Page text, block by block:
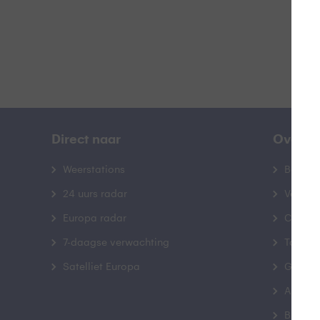
Direct naar
Weerstations
24 uurs radar
Europa radar
7-daagse verwachting
Satelliet Europa
Over
Contact